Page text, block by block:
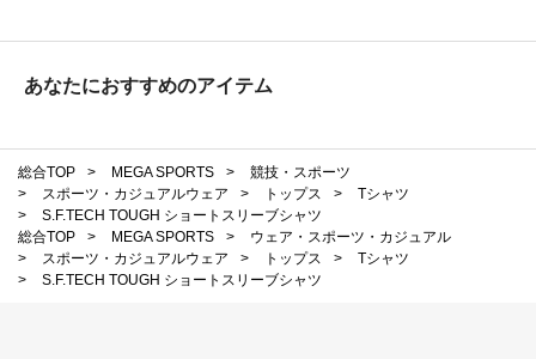
あなたにおすすめのアイテム
総合TOP > MEGA SPORTS >
競技・スポーツ
>
スポーツ・カジュアルウェア > トップス >
Tシャツ
>
S.F.TECH TOUGH ショートスリーブシャツ
総合TOP
> MEGA SPORTS >
ウェア・スポーツ・カジュアル
>
スポーツ・カジュアルウェア > トップス >
Tシャツ
>
S.F.TECH TOUGH ショートスリーブシャツ